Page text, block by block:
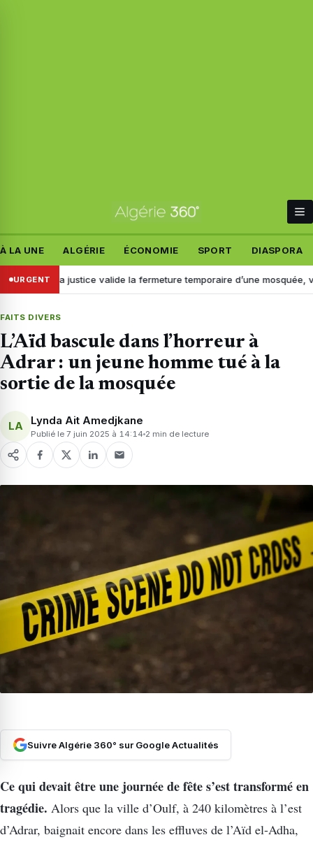
À LA UNE ALGÉRIE ÉCONOMIE SPORT DIASPORA
URGENT
: la justice valide la fermeture temporaire d’une mosquée, voici
FAITS DIVERS
L’Aïd bascule dans l’horreur à
Adrar : un jeune homme tué à la
sortie de la mosquée
LA Lynda Ait Amedjkane
Publié le 7 juin 2025 à 14:14 2 min de lecture
Suivre Algérie 360° sur Google Actualités
Ce qui devait être une journée de fête s’est transformé en
tragédie. Alors que la ville d’Oulf, à 240 kilomètres à l’est
d’Adrar, baignait encore dans les effluves de l’Aïd el-Adha,